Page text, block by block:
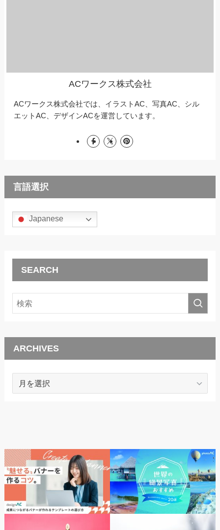
ACワークス株式会社
ACワークス株式会社では、イラストAC、写真AC、シル
エットAC、デザインACを運営しています。
言語選択
Japanese
SEARCH
ARCHIVES
ARCHIVES